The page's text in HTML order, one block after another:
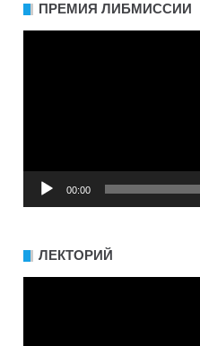
ПРЕМИЯ ЛИБМИССИИ
00:00
ЛЕКТОРИЙ